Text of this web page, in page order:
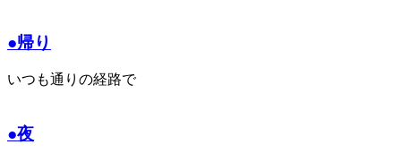
●帰り
いつも通りの経路で
●夜